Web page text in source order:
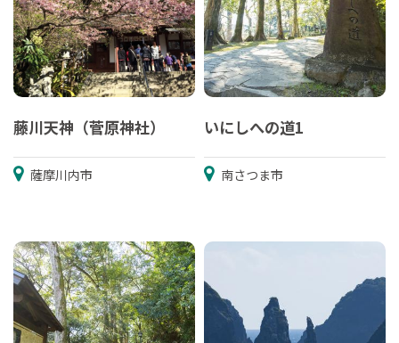
藤川天神（菅原神社）
薩摩川内市
いにしへの道1
南さつま市